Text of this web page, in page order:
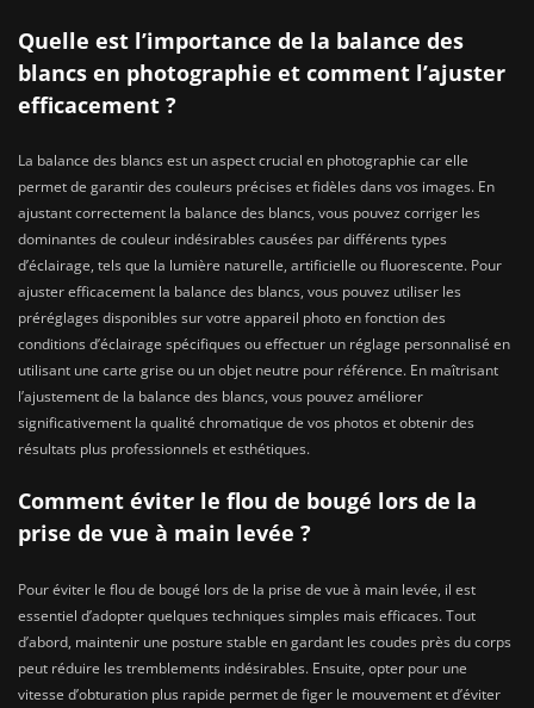
Quelle est l’importance de la balance des
blancs en photographie et comment l’ajuster
efficacement ?
La balance des blancs est un aspect crucial en photographie car elle
permet de garantir des couleurs précises et fidèles dans vos images. En
ajustant correctement la balance des blancs, vous pouvez corriger les
dominantes de couleur indésirables causées par différents types
d’éclairage, tels que la lumière naturelle, artificielle ou fluorescente. Pour
ajuster efficacement la balance des blancs, vous pouvez utiliser les
préréglages disponibles sur votre appareil photo en fonction des
conditions d’éclairage spécifiques ou effectuer un réglage personnalisé en
utilisant une carte grise ou un objet neutre pour référence. En maîtrisant
l’ajustement de la balance des blancs, vous pouvez améliorer
significativement la qualité chromatique de vos photos et obtenir des
résultats plus professionnels et esthétiques.
Comment éviter le flou de bougé lors de la
prise de vue à main levée ?
Pour éviter le flou de bougé lors de la prise de vue à main levée, il est
essentiel d’adopter quelques techniques simples mais efficaces. Tout
d’abord, maintenir une posture stable en gardant les coudes près du corps
peut réduire les tremblements indésirables. Ensuite, opter pour une
vitesse d’obturation plus rapide permet de figer le mouvement et d’éviter